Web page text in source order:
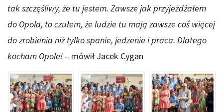
tak szczęśliwy, że tu jestem. Zawsze jak przyjeżdżałem
do Opola, to czułem, że ludzie tu mają zawsze coś więcej
do zrobienia niż tylko spanie, jedzenie i praca. Dlatego
kocham Opole! – mówił Jacek Cygan